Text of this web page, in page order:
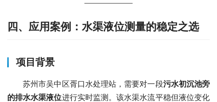
四、应用案例：水渠液位测量的稳定之选
项目背景
苏州市吴中区胥口水处理站，需要对一段污水初沉池旁
的排水水渠液位进行实时监测。该水渠水流平稳但液位变化